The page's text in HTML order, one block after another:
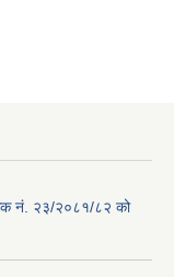
नं. २३/२०८१/८२ को